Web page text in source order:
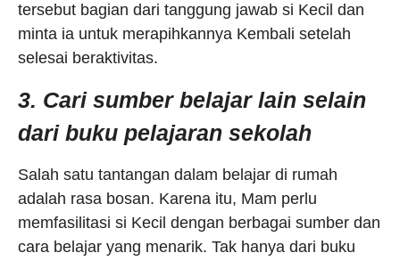
tersebut bagian dari tanggung jawab si Kecil dan
minta ia untuk merapihkannya Kembali setelah
selesai beraktivitas.
3. Cari sumber belajar lain selain
dari buku pelajaran sekolah
Salah satu tantangan dalam belajar di rumah
adalah rasa bosan. Karena itu, Mam perlu
memfasilitasi si Kecil dengan berbagai sumber dan
cara belajar yang menarik. Tak hanya dari buku